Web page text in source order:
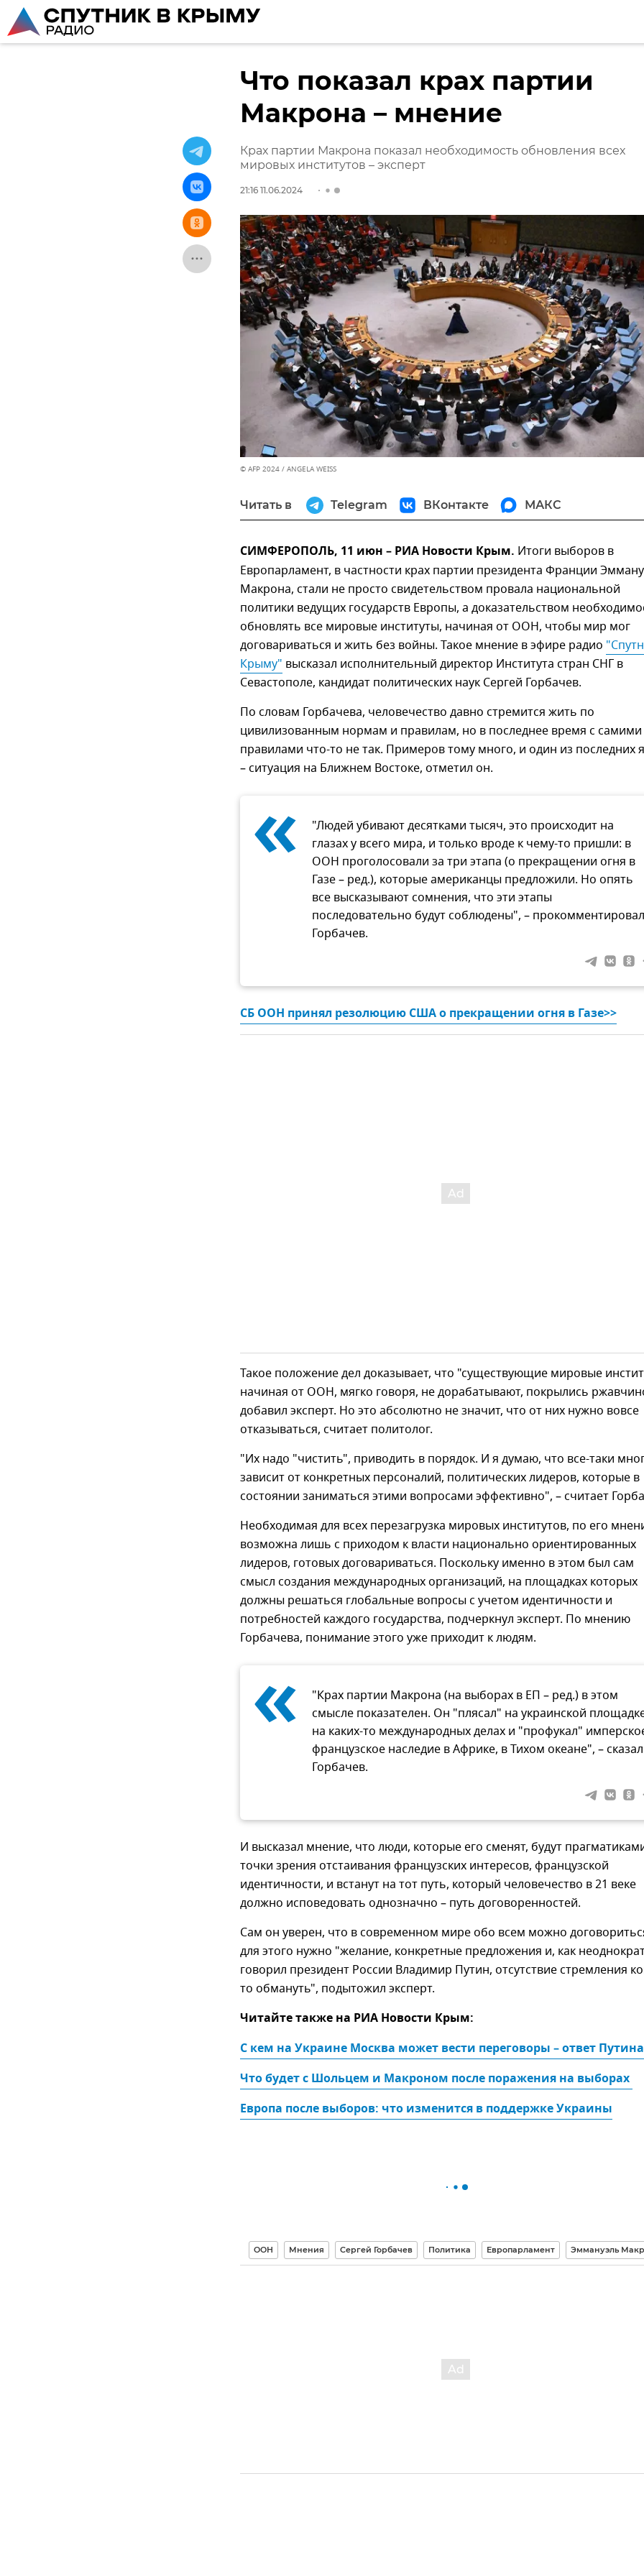
Что показал крах партии
Макрона – мнение
Крах партии Макрона показал необходимость обновления всех
мировых институтов – эксперт
21:16 11.06.2024
© AFP 2024 / ANGELA WEISS
Читать в Telegram ВКонтакте МАКС
СИМФЕРОПОЛЬ, 11 июн – РИА Новости Крым. Итоги выборов в
Европарламент, в частности крах партии президента Франции
Макрона, стали не просто свидетельством провала национальной
политики ведущих государств Европы, а доказательством
обновлять все мировые институты, начиная от ООН, чтобы мир мог
договариваться и жить без войны. Такое мнение в эфире радио
Крыму" высказал исполнительный директор Института стран СНГ в
Севастополе, кандидат политических наук Сергей Горбачев.
По словам Горбачева, человечество давно стремится жить по
цивилизованным нормам и правилам, но в последнее время с самими
правилами что-то не так. Примеров тому много, и один из последних
– ситуация на Ближнем Востоке, отметил он.
«
"Людей убивают десятками тысяч, это происходит на
глазах у всего мира, и только вроде к чему-то пришли: в
ООН проголосовали за три этапа (о прекращении огня в
Газе – ред.), которые американцы предложили. Но опять
все высказывают сомнения, что эти этапы
последовательно будут соблюдены", – прокомментировал
Горбачев.
СБ ООН принял резолюцию США о прекращении огня в Газе>>
Такое положение дел доказывает, что "существующие мировые
начиная от ООН, мягко говоря, не дорабатывают, покрылись
добавил эксперт. Но это абсолютно не значит, что от них нужно вовсе
отказываться, считает политолог.
"Их надо "чистить", приводить в порядок. И я думаю, что все-таки
зависит от конкретных персоналий, политических лидеров, которые в
состоянии заниматься этими вопросами эффективно", – считает
Необходимая для всех перезагрузка мировых институтов, по его
возможна лишь с приходом к власти национально ориентированных
лидеров, готовых договариваться. Поскольку именно в этом был сам
смысл создания международных организаций, на площадках которых
должны решаться глобальные вопросы с учетом идентичности и
потребностей каждого государства, подчеркнул эксперт. По мнению
Горбачева, понимание этого уже приходит к людям.
«
"Крах партии Макрона (на выборах в ЕП – ред.) в этом
смысле показателен. Он "плясал" на украинской
на каких-то международных делах и "профукал"
французское наследие в Африке, в Тихом океане", – сказал
Горбачев.
И высказал мнение, что люди, которые его сменят, будут
точки зрения отстаивания французских интересов, французской
идентичности, и встанут на тот путь, который человечество в 21 веке
должно исповедовать однозначно – путь договоренностей.
Сам он уверен, что в современном мире обо всем можно
для этого нужно "желание, конкретные предложения и, как
говорил президент России Владимир Путин, отсутствие стремления
то обмануть", подытожил эксперт.
Читайте также на РИА Новости Крым:
С кем на Украине Москва может вести переговоры – ответ Путина
Что будет с Шольцем и Макроном после поражения на выборах
Европа после выборов: что изменится в поддержке Украины
ООН Мнения Сергей Горбачев Политика Европарламент Эммануэль